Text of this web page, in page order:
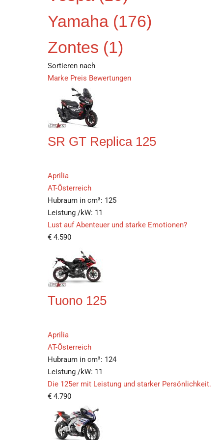
Yamaha (176)
Zontes (1)
Sortieren nach
Marke Preis Bewertungen
SR GT Replica 125
Aprilia
AT-Österreich
Hubraum in cm³: 125
Leistung /kW: 11
Lust auf Abenteuer und starke Emotionen?
€ 4.590
Tuono 125
Aprilia
AT-Österreich
Hubraum in cm³: 124
Leistung /kW: 11
Die 125er mit Leistung und starker Persönlichkeit.
€ 4.790